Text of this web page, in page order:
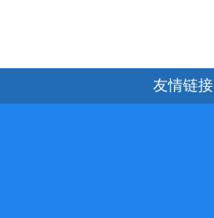
友情链接